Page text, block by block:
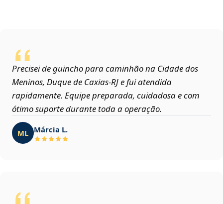
Precisei de guincho para caminhão na Cidade dos
Meninos, Duque de Caxias‑RJ e fui atendida
rapidamente. Equipe preparada, cuidadosa e com
ótimo suporte durante toda a operação.
ML Márcia L.